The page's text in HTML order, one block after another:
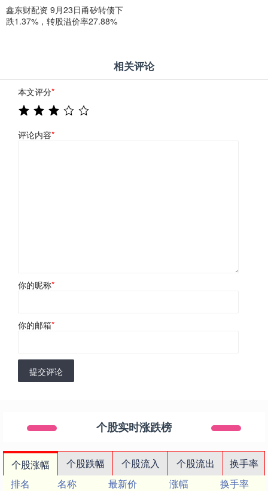
鑫东财配资 9月23日甬矽转债下
跌1.37%，转股溢价率27.88%
相关评论
本文评分*
评论内容*
你的昵称*
你的邮箱*
提交评论
个股实时涨跌榜
个股涨幅 个股跌幅 个股流入 个股流出
换手率
排名
名称 最新价 涨幅
换手率